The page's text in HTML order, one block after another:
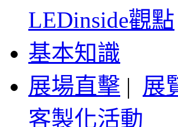
LEDinside觀點
基本知識
展場直擊 | 展
客製化活動